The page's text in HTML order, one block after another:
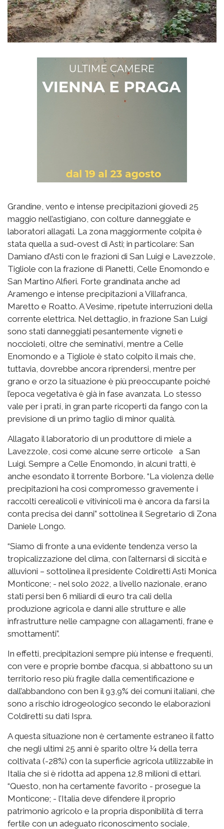
Grandine, vento e intense precipitazioni giovedì 25
maggio nell’astigiano, con colture danneggiate e
laboratori allagati. La zona maggiormente colpita è
stata quella a sud-ovest di Asti; in particolare: San
Damiano d’Asti con le frazioni di San Luigi e Lavezzole,
Tigliole con la frazione di Pianetti, Celle Enomondo e
San Martino Alfieri. Forte grandinata anche ad
Aramengo e intense precipitazioni a Villafranca,
Maretto e Roatto. A Vesime, ripetute interruzioni della
corrente elettrica. Nel dettaglio, in frazione San Luigi
sono stati danneggiati pesantemente vigneti e
noccioleti, oltre che seminativi, mentre a Celle
Enomondo e a Tigliole è stato colpito il mais che,
tuttavia, dovrebbe ancora riprendersi, mentre per
grano e orzo la situazione è più preoccupante poiché
l’epoca vegetativa è già in fase avanzata. Lo stesso
vale per i prati, in gran parte ricoperti da fango con la
previsione di un primo taglio di minor qualità.
Allagato il laboratorio di un produttore di miele a
Lavezzole, così come alcune serre orticole a San
Luigi. Sempre a Celle Enomondo, in alcuni tratti, è
anche esondato il torrente Borbore. “La violenza delle
precipitazioni ha così compromesso gravemente i
raccolti cerealicoli e vitivinicoli ma è ancora da farsi la
conta precisa dei danni” sottolinea il Segretario di Zona
Daniele Longo.
“Siamo di fronte a una evidente tendenza verso la
tropicalizzazione del clima, con l’alternarsi di siccità e
alluvioni – sottolinea il presidente Coldiretti Asti Monica
Monticone; - nel solo 2022, a livello nazionale, erano
stati persi ben 6 miliardi di euro tra cali della
produzione agricola e danni alle strutture e alle
infrastrutture nelle campagne con allagamenti, frane e
smottamenti”.
In effetti, precipitazioni sempre più intense e frequenti,
con vere e proprie bombe d’acqua, si abbattono su un
territorio reso più fragile dalla cementificazione e
dall’abbandono con ben il 93,9% dei comuni italiani, che
sono a rischio idrogeologico secondo le elaborazioni
Coldiretti su dati Ispra.
A questa situazione non è certamente estraneo il fatto
che negli ultimi 25 anni è sparito oltre ¼ della terra
coltivata (-28%) con la superficie agricola utilizzabile in
Italia che si è ridotta ad appena 12,8 milioni di ettari.
“Questo, non ha certamente favorito - prosegue la
Monticone; - l’Italia deve difendere il proprio
patrimonio agricolo e la propria disponibilità di terra
fertile con un adeguato riconoscimento sociale,